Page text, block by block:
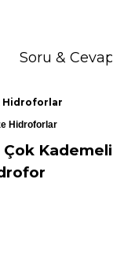
Soru & Cevap
Hidroforlar
Hidroforlar
Çok Kademeli